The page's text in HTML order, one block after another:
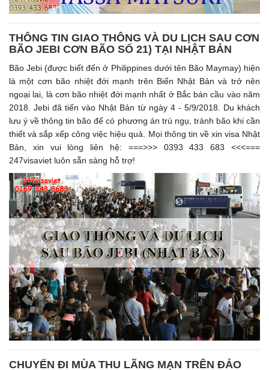
THÔNG TIN GIAO THÔNG VÀ DU LỊCH SAU CƠN
BÃO JEBI CƠN BÃO SỐ 21) TẠI NHẬT BẢN
Bão Jebi (được biết đến ở Philippines dưới tên Bão Maymay) hiện
là một cơn bão nhiệt đới mạnh trên Biển Nhật Bản và trở nên
ngoại lai, là cơn bão nhiệt đới mạnh nhất ở Bắc bán cầu vào năm
2018. Jebi đã tiến vào Nhật Bản từ ngày 4 - 5/9/2018. Du khách
lưu ý về thông tin bão để có phương án trú ngụ, tránh bão khi cần
thiết và sắp xếp công việc hiệu quả. Mọi thông tin về xin visa Nhật
Bản, xin vui lòng liên hệ: ===>>> 0393 433 683 <<<===
247visaviet luôn sẵn sàng hỗ trợ!
CHUYẾN ĐI MÙA THU LÃNG MẠN TRÊN ĐẢO